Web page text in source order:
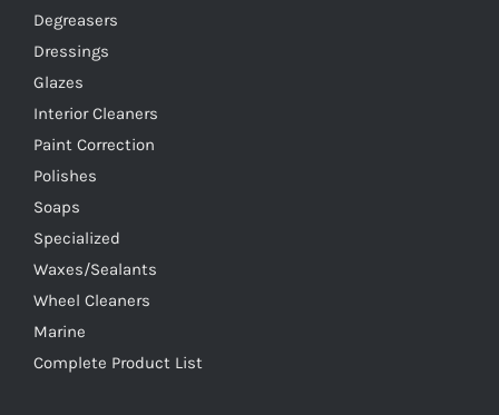
Degreasers
Dressings
Glazes
Interior Cleaners
Paint Correction
Polishes
Soaps
Specialized
Waxes/Sealants
Wheel Cleaners
Marine
Complete Product List